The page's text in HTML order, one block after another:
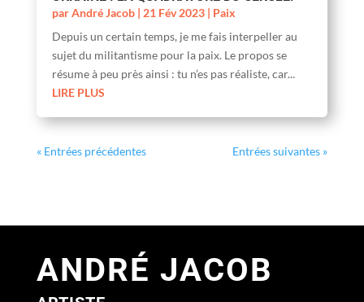
parAndré Jacob| 21 Fév 2023| Paix
Depuis un certain temps, je me fais interpeller au
sujet du militantisme pour la paix. Le propos se
résume à peu près ainsi : tu n’es pas réaliste, car...
LIRE PLUS
« Entrées précédentes Entrées suivantes »
ANDRÉ JACOB